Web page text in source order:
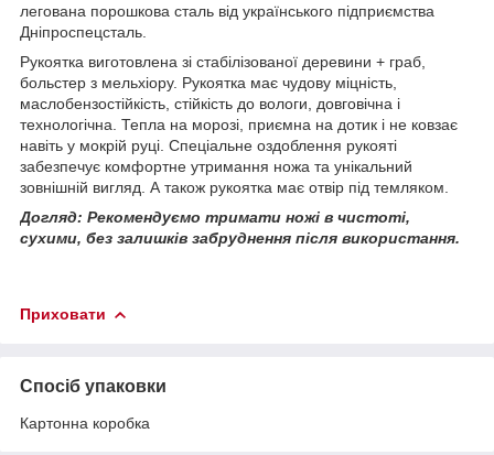
легована порошкова сталь від українського підприємства
Дніпроспецсталь.
Рукоятка виготовлена ​​зі стабілізованої деревини + граб,
больстер з мельхіору. Рукоятка має чудову міцність,
маслобензостійкість, стійкість до вологи, довговічна і
технологічна. Тепла на морозі, приємна на дотик і не ковзає
навіть у мокрій руці. Спеціальне оздоблення рукояті
забезпечує комфортне утримання ножа та унікальний
зовнішній вигляд. А також рукоятка має отвір під темляком.
Догляд: Рекомендуємо тримати ножі в чистоті,
сухими, без залишків забруднення після використання.
Приховати
Спосіб упаковки
Картонна коробка